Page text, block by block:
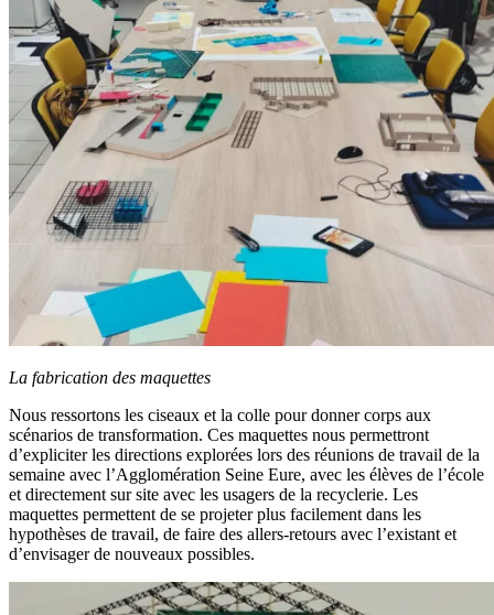
La fabrication des maquettes
Nous ressortons les ciseaux et la colle pour donner corps aux
scénarios de transformation. Ces maquettes nous permettront
d’expliciter les directions explorées lors des réunions de travail de la
semaine avec l’Agglomération Seine Eure, avec les élèves de l’école
et directement sur site avec les usagers de la recyclerie. Les
maquettes permettent de se projeter plus facilement dans les
hypothèses de travail, de faire des allers-retours avec l’existant et
d’envisager de nouveaux possibles.